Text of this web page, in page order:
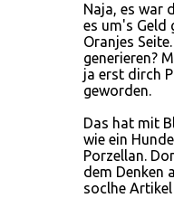
Naja, es war
es um's Geld
Oranjes
generieren?
ja erst dirch
geworden.
Das hat mit
wie ein
Porzellan.
dem Denken
soclhe